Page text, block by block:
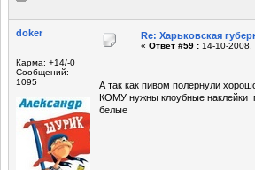
doker
Карма: +14/-0
Сообщений:
1095
Re: Харьковская
« Ответ #59 : 14-10-
А так как пивом полернули
КОМУ нужны клоубные наклейки
белые